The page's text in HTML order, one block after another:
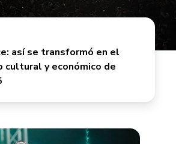
así se transformó en el
cultural y económico de